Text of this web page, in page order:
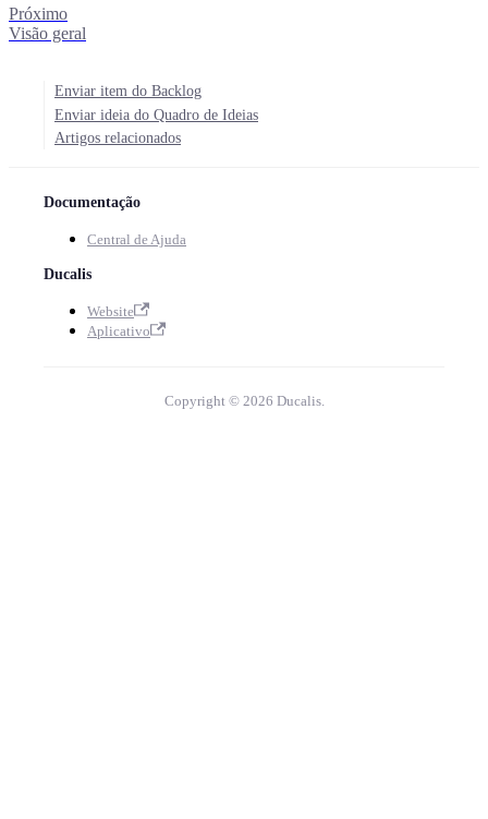
Próximo
Visão geral
Enviar item do Backlog
Enviar ideia do Quadro de Ideias
Artigos relacionados
Documentação
Central de Ajuda
Ducalis
Website
Aplicativo
Copyright © 2026 Ducalis.